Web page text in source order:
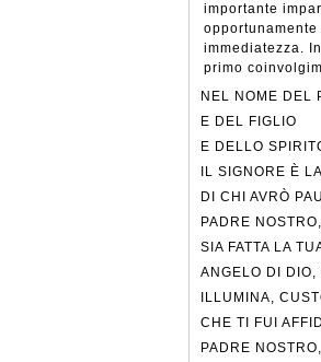
importante
immediatezza.
primo
NEL NOME DEL
E DEL FIGLIO
E DELLO
IL SIGNORE È
DI CHI AVRÒ
PADRE
SIA FATTA LA
ANGELO DI
ILLUMINA,
CHE TI FUI
PADRE NOSTRO,